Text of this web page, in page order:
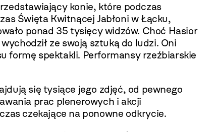
konie, które podczas
Święta Kwitnącej Jabłoni w Łącku,
ponad 35 tysięcy widzów. Choć Hasior
ze swoją sztuką do ludzi. Oni
formę spektakli. Performansy rzeźbiarskie
się tysiące jego zdjęć, od pewnego
prac plenerowych i akcji
czekające na ponowne odkrycie.